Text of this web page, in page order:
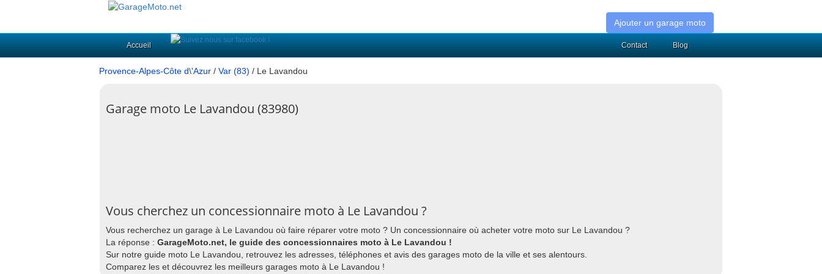
Ajouter un garage moto
Accueil Blog
Contact
Provence-Alpes-Côte d\'Azur / Var (83) / Le Lavandou
Garage moto Le Lavandou (83980)
Vous cherchez un concessionnaire moto à Le Lavandou ?
Vous recherchez un garage à Le Lavandou où faire réparer votre moto ? Un concessionnaire où acheter votre moto sur Le Lavandou ?
La réponse : GarageMoto.net, le guide des concessionnaires moto à Le Lavandou !
Sur notre guide moto Le Lavandou, retrouvez les adresses, téléphones et avis des garages moto de la ville et ses alentours.
Comparez les et découvrez les meilleurs garages moto à Le Lavandou !